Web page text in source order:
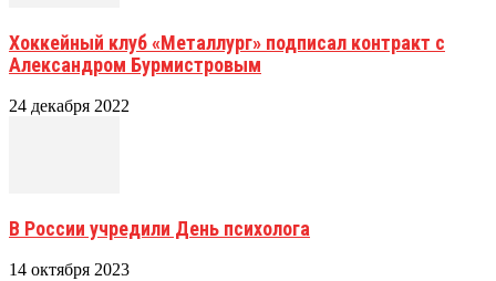
Хоккейный клуб «Металлург» подписал контракт с
Александром Бурмистровым
24 декабря 2022
В России учредили День психолога
14 октября 2023